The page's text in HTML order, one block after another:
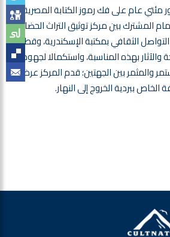
مئتي عام على فك رموز الكتابة المصرية
المشترك بين مركز توثيق التراث الحضاري
الثقافي بمكتبة الإسكندرية، وقطاع
والآثار بهذه المناسبة، واستكمالا لجهود
والمثمر بين الجهتين؛ قدم المركز عرض
الخاص ببردية الخروج إلى النهار.